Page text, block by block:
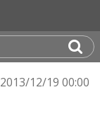
2013/12/19 00:00